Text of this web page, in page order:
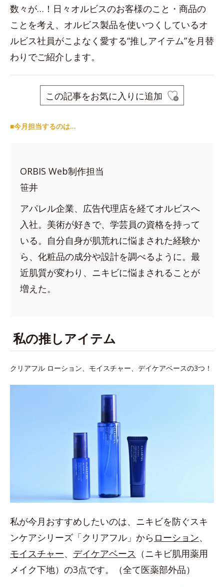
数々が…！日々オルビスのお客様のこと・商品の
ことを考え、オルビス製品を使いつくしているオ
ルビス社員がこよなく愛する“推しアイテム”を月替
わりでご紹介します。
この記事をお気に入りに追加
■今月担当するのは…
ORBIS Web制作担当
笹井
アパレル企業、広告代理店を経てオルビスへ
入社。美術が好きで、学芸員の資格を持って
いる。自分自身が肌荒れに悩まされた経験か
ら、化粧品の成分や設計を調べるように。最
近肌質が変わり、ニキビに悩まされることが
増えた。
私の推しアイテム
クリアフル ローション、モイスチャー、デイケアベースの3つ！
私が今月おすすめしたいのは、ニキビを防ぐスキ
ンケアシリーズ「クリアフル」から ローション、
モイスチャー、 デイケアベース （ニキビ肌用薬用
メイク下地）の3点です。（全て医薬部外品）